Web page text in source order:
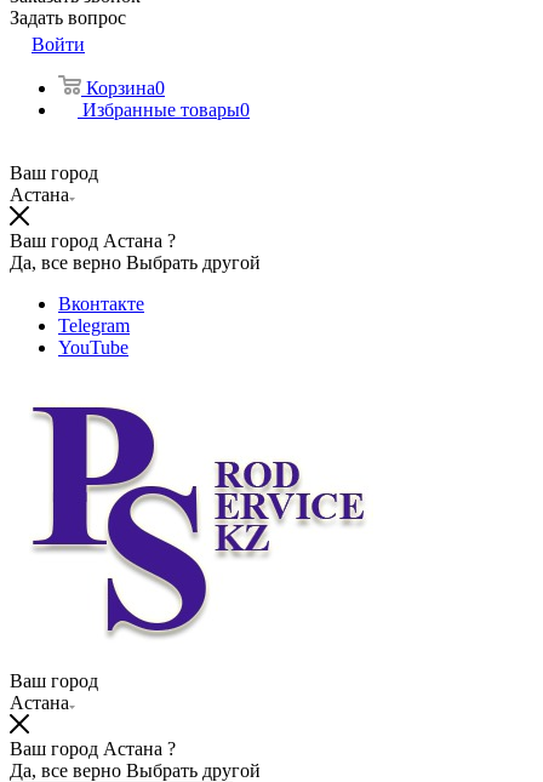
Задать вопрос
Войти
Корзина0
Избранные товары0
Ваш город
Астана
Ваш город Астана ?
Да, все верно Выбрать другой
Вконтакте
Telegram
YouTube
Ваш город
Астана
Ваш город Астана ?
Да, все верно Выбрать другой